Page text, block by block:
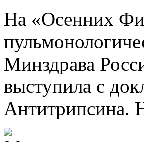
На «Осенних
Минздрава
выступила с
Антитрипсина.